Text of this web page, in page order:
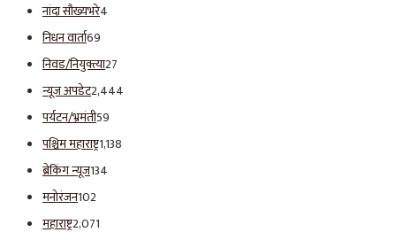
नांदा सौख्यभरे4
निधन वार्ता69
निवड/नियुक्त्या27
न्यूज अपडेट2,444
पर्यटन/भ्रमंती59
पश्चिम महाराष्ट्र1,138
ब्रेकिंग न्यूज134
मनोरंजन102
महाराष्ट्र2,071